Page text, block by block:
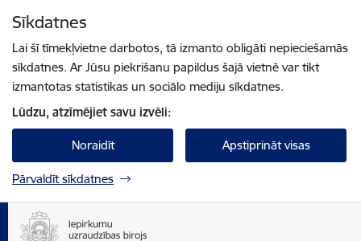
Sīkdatnes
Lai šī tīmekļvietne darbotos, tā izmanto obligāti nepieciešamās
sīkdatnes. Ar Jūsu piekrišanu papildus šajā vietnē var tikt
izmantotas statistikas un sociālo mediju sīkdatnes.
Lūdzu, atzīmējiet savu izvēli:
Noraidīt Apstiprināt visas
Pārvaldīt sīkdatnes